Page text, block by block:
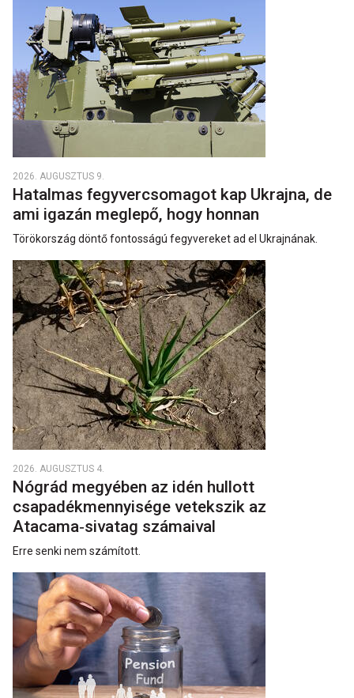
2026. AUGUSZTUS 9.
Hatalmas fegyvercsomagot kap Ukrajna, de
ami igazán meglepő, hogy honnan
Törökország döntő fontosságú fegyvereket ad el Ukrajnának.
2026. AUGUSZTUS 4.
Nógrád megyében az idén hullott
csapadékmennyisége vetekszik az
Atacama‑sivatag számaival
Erre senki nem számított.